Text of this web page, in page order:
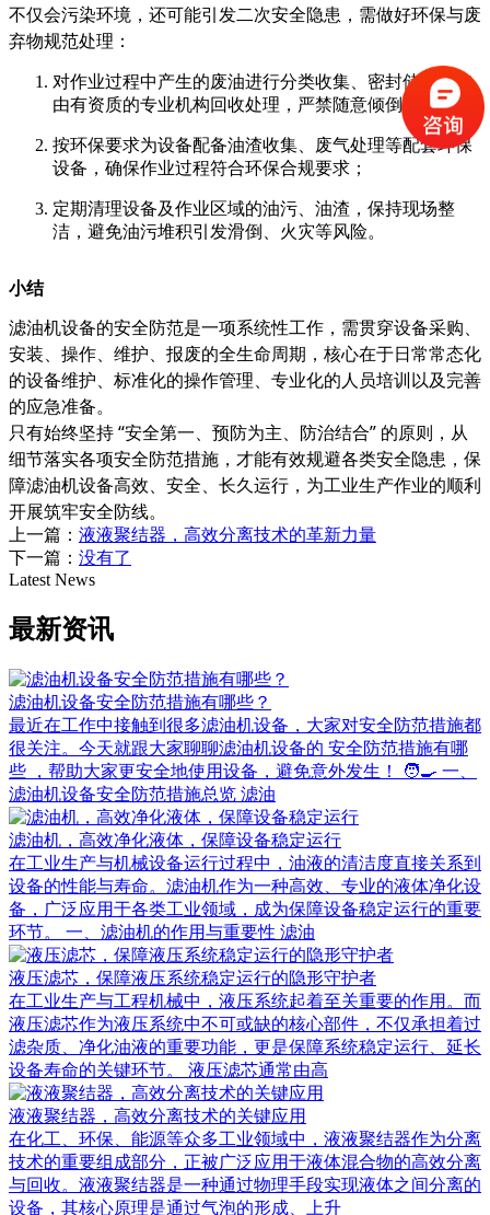
不仅会污染环境，还可能引发二次安全隐患，需做好环保与废
弃物规范处理：
对作业过程中产生的废油进行分类收集、密封储存，交
由有资质的专业机构回收处理，严禁随意倾倒；
按环保要求为设备配备油渣收集、废气处理等配套环保
设备，确保作业过程符合环保合规要求；
定期清理设备及作业区域的油污、油渣，保持现场整
洁，避免油污堆积引发滑倒、火灾等风险。
小结
滤油机设备的安全防范是一项系统性工作，需贯穿设备采购、
安装、操作、维护、报废的全生命周期，核心在于日常常态化
的设备维护、标准化的操作管理、专业化的人员培训以及完善
的应急准备。
只有始终坚持 “安全第一、预防为主、防治结合” 的原则，从
细节落实各项安全防范措施，才能有效规避各类安全隐患，保
障滤油机设备高效、安全、长久运行，为工业生产作业的顺利
开展筑牢安全防线。
上一篇： 液液聚结器，高效分离技术的革新力量
下一篇： 没有了
Latest News
最新资讯
滤油机设备安全防范措施有哪些？
最近在工作中接触到很多滤油机设备，大家对安全防范措施都
很关注。今天就跟大家聊聊滤油机设备的 安全防范措施有哪
些 ，帮助大家更安全地使用设备，避免意外发生！ 🧑‍🍳 一、
滤油机设备安全防范措施总览 滤油
滤油机，高效净化液体，保障设备稳定运行
在工业生产与机械设备运行过程中，油液的清洁度直接关系到
设备的性能与寿命。滤油机作为一种高效、专业的液体净化设
备，广泛应用于各类工业领域，成为保障设备稳定运行的重要
环节。 一、滤油机的作用与重要性 滤油
液压滤芯，保障液压系统稳定运行的隐形守护者
在工业生产与工程机械中，液压系统起着至关重要的作用。而
液压滤芯作为液压系统中不可或缺的核心部件，不仅承担着过
滤杂质、净化油液的重要功能，更是保障系统稳定运行、延长
设备寿命的关键环节。 液压滤芯通常由高
液液聚结器，高效分离技术的关键应用
在化工、环保、能源等众多工业领域中，液液聚结器作为分离
技术的重要组成部分，正被广泛应用于液体混合物的高效分离
与回收。液液聚结器是一种通过物理手段实现液体之间分离的
设备，其核心原理是通过气泡的形成、上升